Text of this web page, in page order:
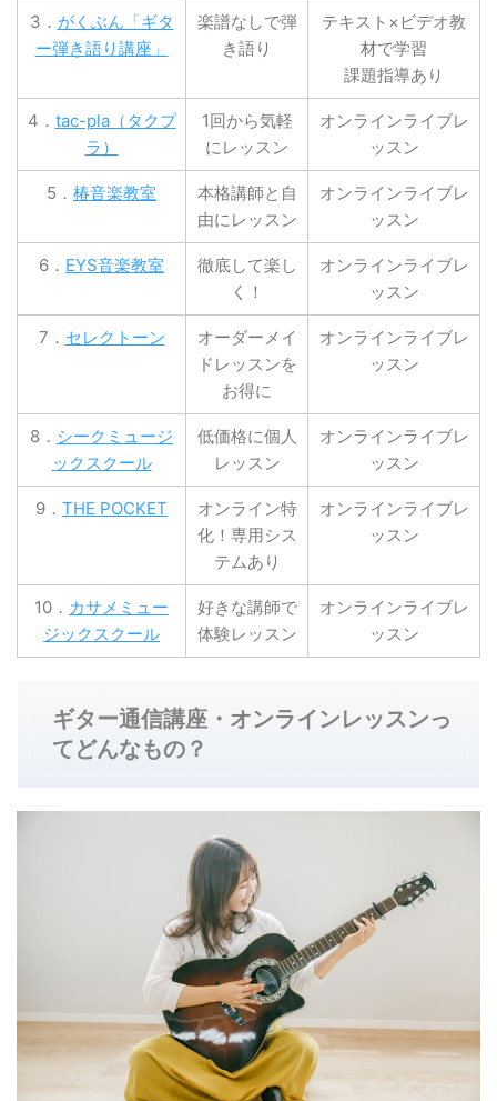
3． がくぶん「ギタ
ー弾き語り講座」
楽譜なしで弾
き語り
テキスト×ビデオ教
材で学習
課題指導あり
4． tac-pla（タクプ
ラ）
1回から気軽
にレッスン
オンラインライブレ
ッスン
5． 椿音楽教室
本格講師と自
由にレッスン
オンラインライブレ
ッスン
6． EYS音楽教室
徹底して楽し
く！
オンラインライブレ
ッスン
7． セレクトーン
オーダーメイ
ドレッスンを
お得に
オンラインライブレ
ッスン
8． シークミュージ
ックスクール
低価格に個人
レッスン
オンラインライブレ
ッスン
9． THE POCKET
オンライン特
化！専用シス
テムあり
オンラインライブレ
ッスン
10． カサメミュー
ジックスクール
好きな講師で
体験レッスン
オンラインライブレ
ッスン
ギター通信講座・オンラインレッスンっ
てどんなもの？